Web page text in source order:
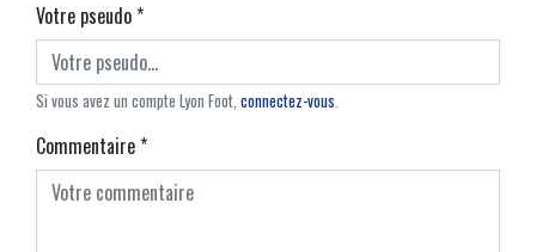
Votre pseudo*
Si vous avez un compte Lyon Foot, connectez-vous.
Commentaire*